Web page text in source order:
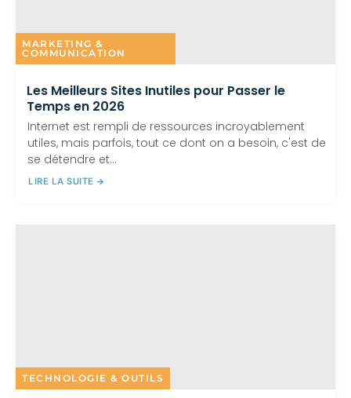
MARKETING &
COMMUNICATION
Les Meilleurs Sites Inutiles pour Passer le
Temps en 2026
Internet est rempli de ressources incroyablement
utiles, mais parfois, tout ce dont on a besoin, c'est de
se détendre et...
LIRE LA SUITE
TECHNOLOGIE & OUTILS